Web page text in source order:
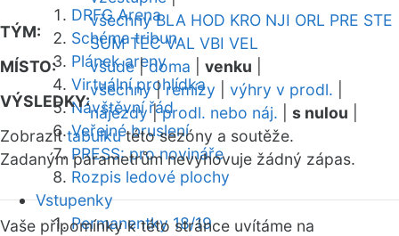
DRFG Arena
Schéma tribun
Plánek areny
Virtuální prohlídka
Návštěvní řád
Veřejné bruslení
PRESS: pro novináře
Rozpis ledové plochy
Vstupenky
Permanentky 18/19
TÝM:
všechny BLA HOD KRO NJI ORL PRE STE
SUM TEC VAL VBI VEL
MÍSTO:
všude|doma venku
VÝSLEDKY:
všechny|remízy výhry v prodl.
nájezdy|prodl. nebo náj. s nulou
Zobrazittabulkutéto sezóny a soutěže.
Zadaným parametrům nevyhovuje žádný zápas.
Vaše připomínky k této stránce uvítáme na